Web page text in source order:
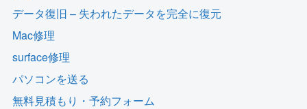
データ復旧 – 失われたデータを完全に復元
Mac修理
surface修理
パソコンを送る
無料見積もり・予約フォーム